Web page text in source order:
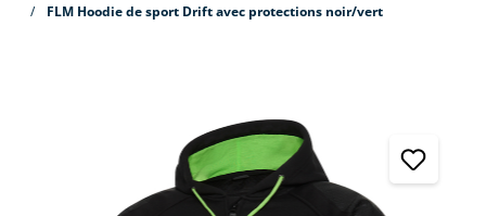
FLM Hoodie de sport Drift avec protections noir/vert